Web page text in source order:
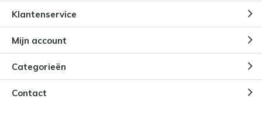
Klantenservice
Mijn account
Categorieën
Contact